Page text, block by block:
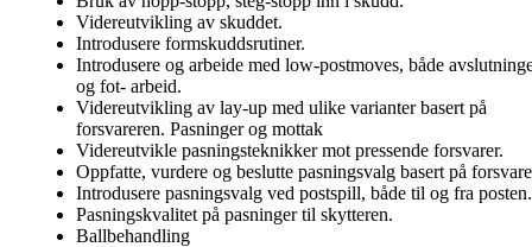
Videreutvikling av skuddet.
Introdusere formskuddsrutiner.
Introdusere og arbeide med low-postmoves, både
og fot- arbeid.
Videreutvikling av lay-up med ulike varianter basert på
forsvareren. Pasninger og mottak
Videreutvikle pasningsteknikker mot pressende forsvarer.
Oppfatte, vurdere og beslutte pasningsvalg basert på
Introdusere pasningsvalg ved postspill, både til og fra posten.
Pasningskvalitet på pasninger til skytteren.
Ballbehandling